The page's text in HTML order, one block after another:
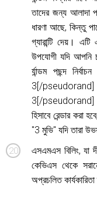
তাদের জন্য আলাদা
ধারণা আছে, কিন্তু
গ্যারান্টি দেয়।
উপযোগী যদি আপনি
র্যান্ডম পছন্দ
3[/
3[/pseudorand]
হিসাবে রেন্ডার
"3 মুভি" যদি তারা
এসএমএস বিলিং, যা
কেভিএস থেকে
অপ্রচলিত